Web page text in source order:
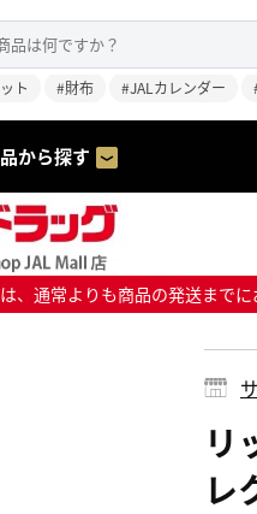
ト #財布 #JALカレンダー
から探す
通常よりも商品の発送まで
リ
レ